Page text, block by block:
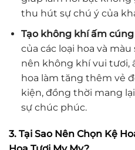
thu hút sự chú ý của
Tạo không khí ấm
của các loại hoa và
nên không khí vui tươi,
hoa làm tăng thêm vẻ
kiện, đồng thời mang
sự chúc phúc.
3. Tại Sao Nên Chọn Kệ